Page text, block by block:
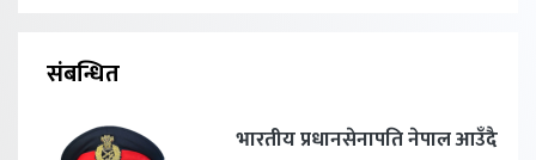
संबन्धित
भारतीय प्रधानसेनापति नेपाल आउँदै